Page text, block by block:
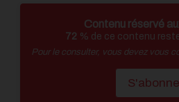
Contenu réservé
72 % de ce contenu
Pour le consulter, vous devez vous